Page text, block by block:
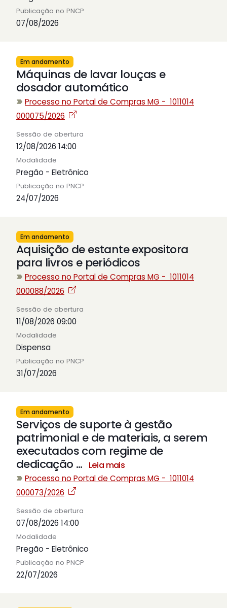
Publicação no PNCP
07/08/2026
Em andamento
Máquinas de lavar louças e
dosador automático
Processo no Portal de Compras MG - 1011014
000075/2026
Sessão de abertura
12/08/2026 14:00
Modalidade
Pregão - Eletrônico
Publicação no PNCP
24/07/2026
Em andamento
Aquisição de estante expositora
para livros e periódicos
Processo no Portal de Compras MG - 1011014
000088/2026
Sessão de abertura
11/08/2026 09:00
Modalidade
Dispensa
Publicação no PNCP
31/07/2026
Em andamento
Serviços de suporte à gestão
patrimonial e de materiais, a serem
executados com regime de
dedicação … Leia mais
Processo no Portal de Compras MG - 1011014
000073/2026
Sessão de abertura
07/08/2026 14:00
Modalidade
Pregão - Eletrônico
Publicação no PNCP
22/07/2026